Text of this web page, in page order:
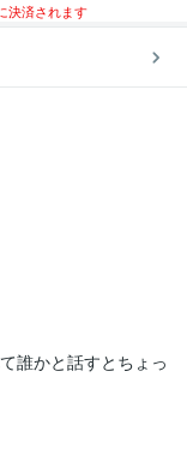
決済されます
誰かと話すとちょっ